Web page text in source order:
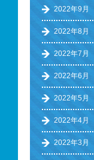
2022年9月
2022年8月
2022年7月
2022年6月
2022年5月
2022年4月
2022年3月